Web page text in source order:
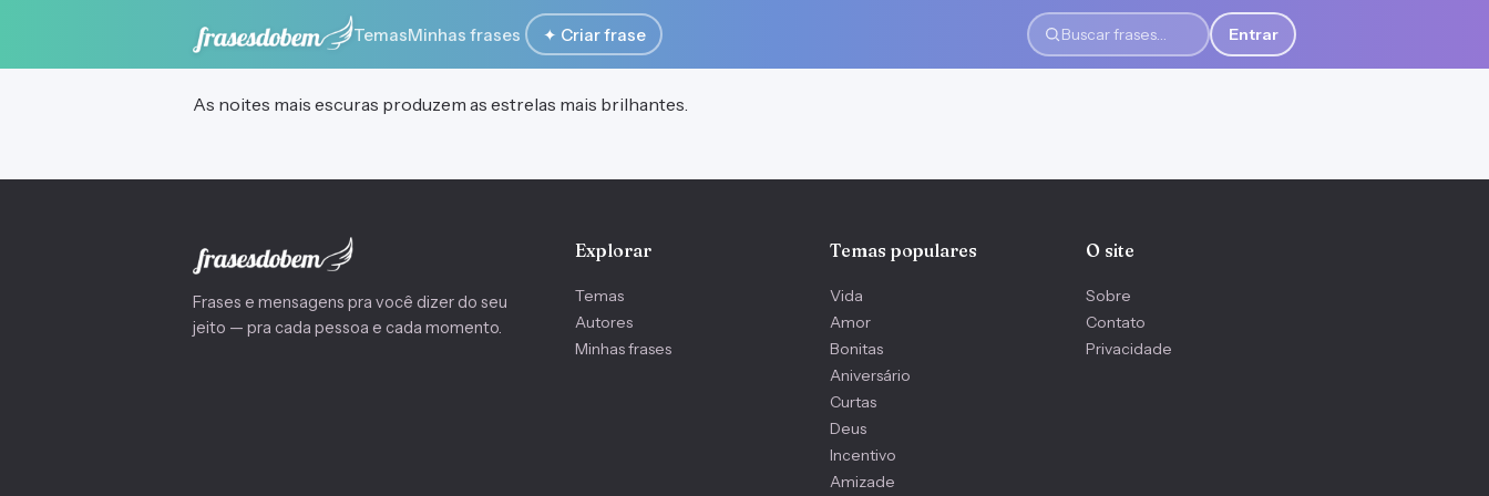
TemasMinhas frases ✦ Criar frase
Buscar frases
Entrar
As noites mais escuras produzem as estrelas mais brilhantes.
Frases e mensagens pra você dizer do seu
jeito — pra cada pessoa e cada momento.
Explorar
Temas
Autores
Minhas frases
Temas populares
Vida
Amor
Bonitas
Aniversário
Curtas
Deus
Incentivo
Amizade
O site
Sobre
Contato
Privacidade